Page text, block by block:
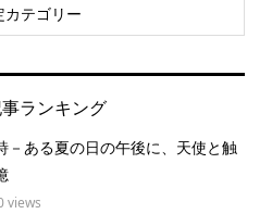
カテゴリー
ランキング
－ある夏の日の午後に、天使と触
views